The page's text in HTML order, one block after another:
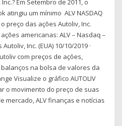
Em Setembro de 2011, o
atingiu um mínimo ALV NASDAQ
preço das ações Autoliv, Inc.
americanas: ALV – Nasdaq –
Inc. (EUA) 10/10/2019 ·
com preços de ações,
na bolsa de valores da
Visualize o gráfico AUTOLIV
o movimento do preço de suas
mercado, ALV finanças e notícias